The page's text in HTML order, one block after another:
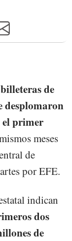
de
desplomaron
el primer
meses
de
por EFE.
indican
dos
de